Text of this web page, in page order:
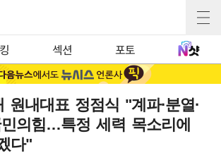
섹션 포토
원내대표 정점식 "계파·분열·
의힘…특정 세력 목소리에
다"